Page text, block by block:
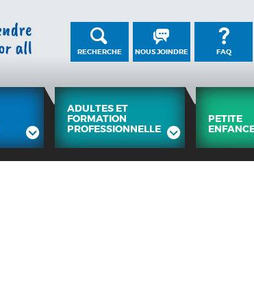
RECHERCHE NOUS JOINDRE FAQ
ADULTES ET
FORMATION
PROFESSIONNELLE
PETITE